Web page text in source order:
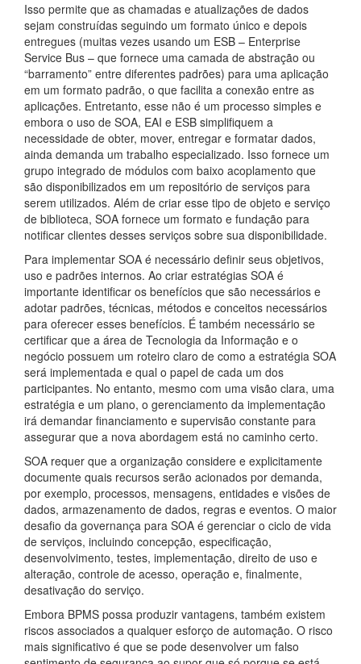
Isso permite que as chamadas e atualizações de dados
sejam construídas seguindo um formato único e depois
entregues (muitas vezes usando um ESB – Enterprise
Service Bus – que fornece uma camada de abstração ou
“barramento” entre diferentes padrões) para uma aplicação
em um formato padrão, o que facilita a conexão entre as
aplicações. Entretanto, esse não é um processo simples e
embora o uso de SOA, EAI e ESB simplifiquem a
necessidade de obter, mover, entregar e formatar dados,
ainda demanda um trabalho especializado. Isso fornece um
grupo integrado de módulos com baixo acoplamento que
são disponibilizados em um repositório de serviços para
serem utilizados. Além de criar esse tipo de objeto e serviço
de biblioteca, SOA fornece um formato e fundação para
notificar clientes desses serviços sobre sua disponibilidade.
Para implementar SOA é necessário definir seus objetivos,
uso e padrões internos. Ao criar estratégias SOA é
importante identificar os benefícios que são necessários e
adotar padrões, técnicas, métodos e conceitos necessários
para oferecer esses benefícios. É também necessário se
certificar que a área de Tecnologia da Informação e o
negócio possuem um roteiro claro de como a estratégia SOA
será implementada e qual o papel de cada um dos
participantes. No entanto, mesmo com uma visão clara, uma
estratégia e um plano, o gerenciamento da implementação
irá demandar financiamento e supervisão constante para
assegurar que a nova abordagem está no caminho certo.
SOA requer que a organização considere e explicitamente
documente quais recursos serão acionados por demanda,
por exemplo, processos, mensagens, entidades e visões de
dados, armazenamento de dados, regras e eventos. O maior
desafio da governança para SOA é gerenciar o ciclo de vida
de serviços, incluindo concepção, especificação,
desenvolvimento, testes, implementação, direito de uso e
alteração, controle de acesso, operação e, finalmente,
desativação do serviço.
Embora BPMS possa produzir vantagens, também existem
riscos associados a qualquer esforço de automação. O risco
mais significativo é que se pode desenvolver um falso